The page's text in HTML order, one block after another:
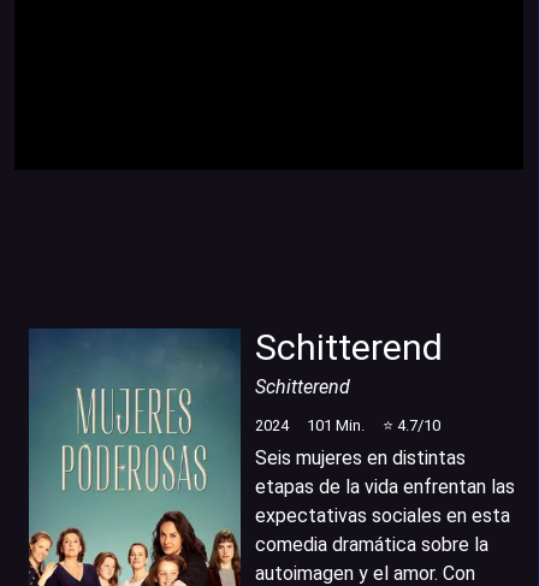
Schitterend
Schitterend
2024 101 Min. ⭐ 4.7/10
Seis mujeres en distintas
etapas de la vida enfrentan las
expectativas sociales en esta
comedia dramática sobre la
autoimagen y el amor. Con